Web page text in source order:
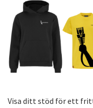
Visa ditt stöd för ett